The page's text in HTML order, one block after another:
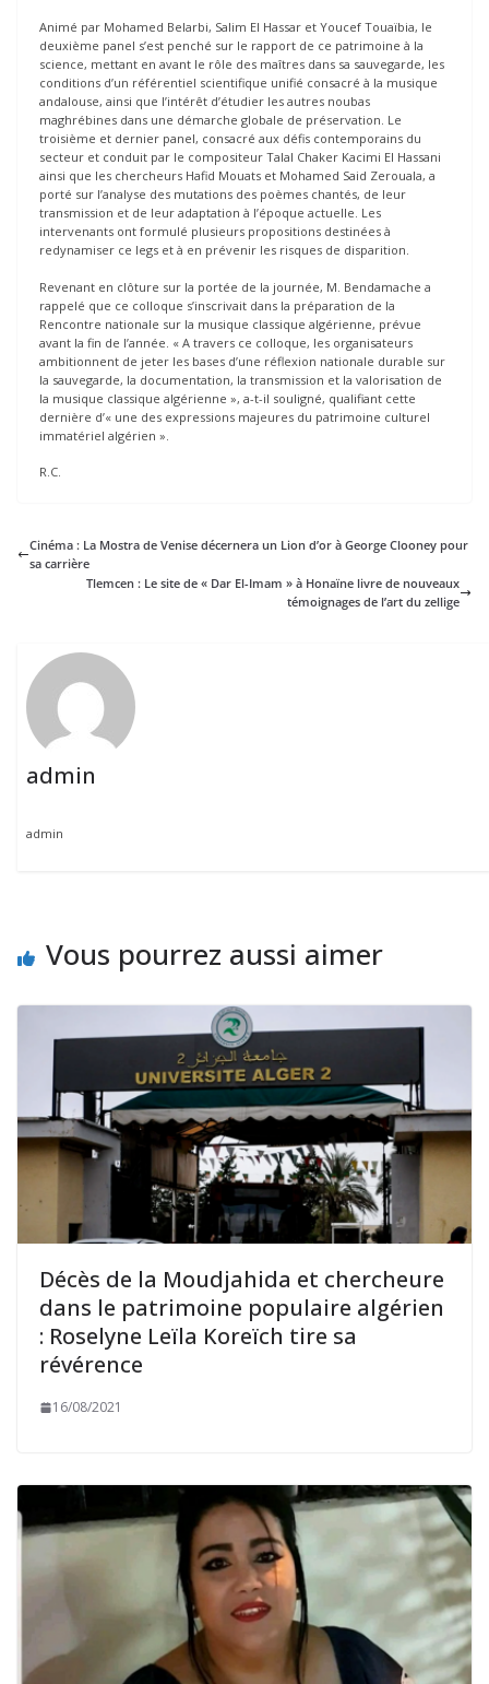
Animé par Mohamed Belarbi, Salim El Hassar et Youcef Touaïbia, le
deuxième panel s’est penché sur le rapport de ce patrimoine à la
science, mettant en avant le rôle des maîtres dans sa sauvegarde, les
conditions d’un référentiel scientifique unifié consacré à la musique
andalouse, ainsi que l’intérêt d’étudier les autres noubas
maghrébines dans une démarche globale de préservation. Le
troisième et dernier panel, consacré aux défis contemporains du
secteur et conduit par le compositeur Talal Chaker Kacimi El Hassani
ainsi que les chercheurs Hafid Mouats et Mohamed Said Zerouala, a
porté sur l’analyse des mutations des poèmes chantés, de leur
transmission et de leur adaptation à l’époque actuelle. Les
intervenants ont formulé plusieurs propositions destinées à
redynamiser ce legs et à en prévenir les risques de disparition.
Revenant en clôture sur la portée de la journée, M. Bendamache a
rappelé que ce colloque s’inscrivait dans la préparation de la
Rencontre nationale sur la musique classique algérienne, prévue
avant la fin de l’année. « A travers ce colloque, les organisateurs
ambitionnent de jeter les bases d’une réflexion nationale durable sur
la sauvegarde, la documentation, la transmission et la valorisation de
la musique classique algérienne », a-t-il souligné, qualifiant cette
dernière d’« une des expressions majeures du patrimoine culturel
immatériel algérien ».
R.C.
Cinéma : La Mostra de Venise décernera un Lion d’or à George Clooney pour
sa carrière
Tlemcen : Le site de « Dar El-Imam » à Honaïne livre de nouveaux
témoignages de l’art du zellige
admin
admin
Vous pourrez aussi aimer
Décès de la Moudjahida et chercheure
dans le patrimoine populaire algérien
: Roselyne Leïla Koreïch tire sa
révérence
16/08/2021